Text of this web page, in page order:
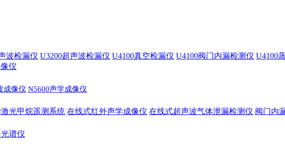
波检漏仪 U3200超声波检漏仪 U4100真空检漏仪 U4100阀门内漏检测仪 U4100
仪
成像仪 N5600声学成像仪
光甲烷遥测系统 在线式红外声学成像仪 在线式超声波气体泄漏检测仪 阀门内
谱仪